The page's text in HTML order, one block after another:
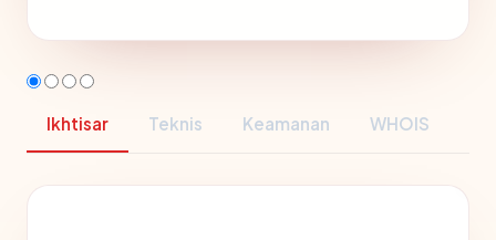
Ikhtisar Teknis Keamanan WHOIS